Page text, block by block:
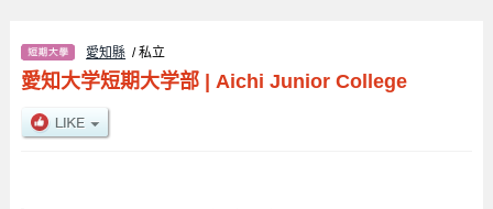
愛知縣 / 私立
愛知大学短期大学部| Aichi Junior College